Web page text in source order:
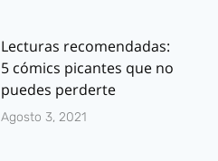
Lecturas recomendadas:
5 cómics picantes que no
puedes perderte
Agosto 3, 2021